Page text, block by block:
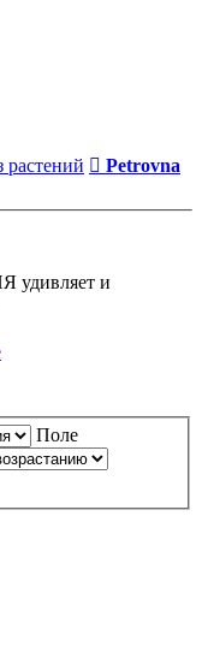
растений Сообщение
Petrovna
и
Поле